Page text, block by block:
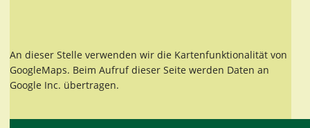
An dieser Stelle verwenden wir die Kartenfunktionalität von
GoogleMaps. Beim Aufruf dieser Seite werden Daten an
Google Inc. übertragen.